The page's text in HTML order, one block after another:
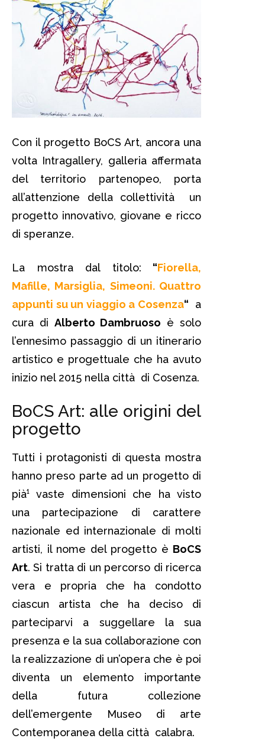
Con il progetto BoCS Art, ancora una
volta Intragallery, galleria affermata
del territorio partenopeo, porta
all’attenzione della collettività un
progetto innovativo, giovane e ricco
di speranze.
La mostra dal titolo: “Fiorella,
Mafille, Marsiglia, Simeoni. Quattro
appunti su un viaggio a Cosenza“ a
cura di Alberto Dambruoso è solo
l’ennesimo passaggio di un itinerario
artistico e progettuale che ha avuto
inizio nel 2015 nella città di Cosenza.
BoCS Art: alle origini del
progetto
Tutti i protagonisti di questa mostra
hanno preso parte ad un progetto di
pià¹ vaste dimensioni che ha visto
una partecipazione di carattere
nazionale ed internazionale di molti
artisti, il nome del progetto è BoCS
Art. Si tratta di un percorso di ricerca
vera e propria che ha condotto
ciascun artista che ha deciso di
parteciparvi a suggellare la sua
presenza e la sua collaborazione con
la realizzazione di un’opera che è poi
diventa un elemento importante
della futura collezione
dell’emergente Museo di arte
Contemporanea della città calabra.